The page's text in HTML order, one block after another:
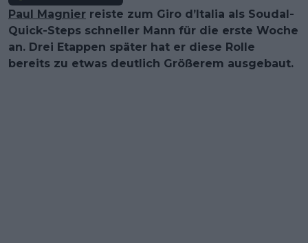
Paul Magnier reiste zum Giro d’Italia als Soudal-
Quick-Steps schneller Mann für die erste Woche
an. Drei Etappen später hat er diese Rolle
bereits zu etwas deutlich Größerem ausgebaut.